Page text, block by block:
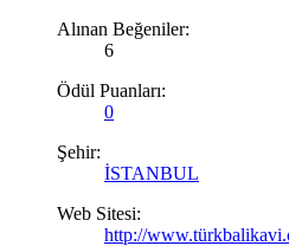
Alınan Beğeniler:
6
Ödül Puanları:
0
Şehir:
İSTANBUL
Web Sitesi:
http://